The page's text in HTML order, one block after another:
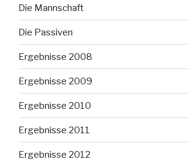
Die Mannschaft
Die Passiven
Ergebnisse 2008
Ergebnisse 2009
Ergebnisse 2010
Ergebnisse 2011
Ergebnisse 2012